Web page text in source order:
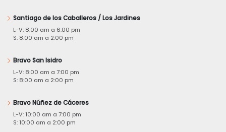
Santiago de los Caballeros / Los Jardines
L-V: 8:00 am a 6:00 pm
S: 8:00 am a 2:00 pm
Bravo San Isidro
L-V: 8:00 am a 7:00 pm
S: 8:00 am a 2:00 pm
Bravo Núñez de Cáceres
L-V: 10:00 am a 7:00 pm
S: 10:00 am a 2:00 pm